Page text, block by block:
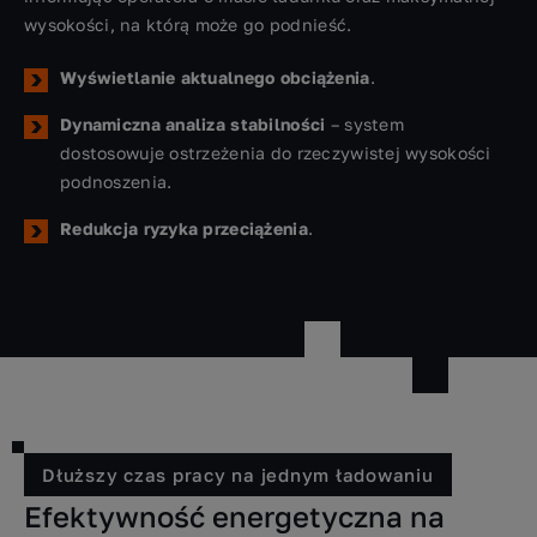
wysokości, na którą może go podnieść.
Wyświetlanie aktualnego obciążenia.
Dynamiczna analiza stabilności – system
dostosowuje ostrzeżenia do rzeczywistej wysokości
podnoszenia.
Redukcja ryzyka przeciążenia.
Dłuższy czas pracy na jednym ładowaniu
Efektywność energetyczna na